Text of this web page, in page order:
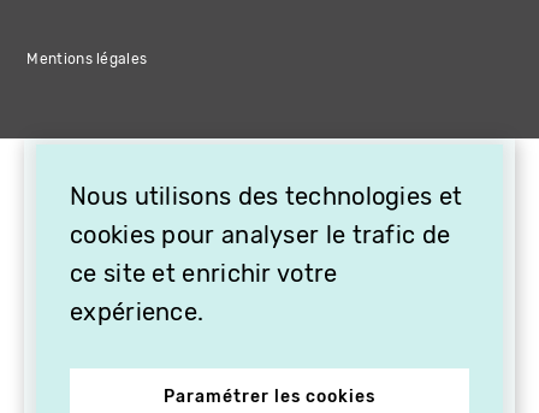
Mentions légales
Nous utilisons des technologies et
cookies pour analyser le trafic de
ce site et enrichir votre
expérience.
Paramétrer les cookies
OFFREZ LA VIDÉO EN
CADEAU, ABONNEZ VOS
PROCHES À VITHÈQUE !